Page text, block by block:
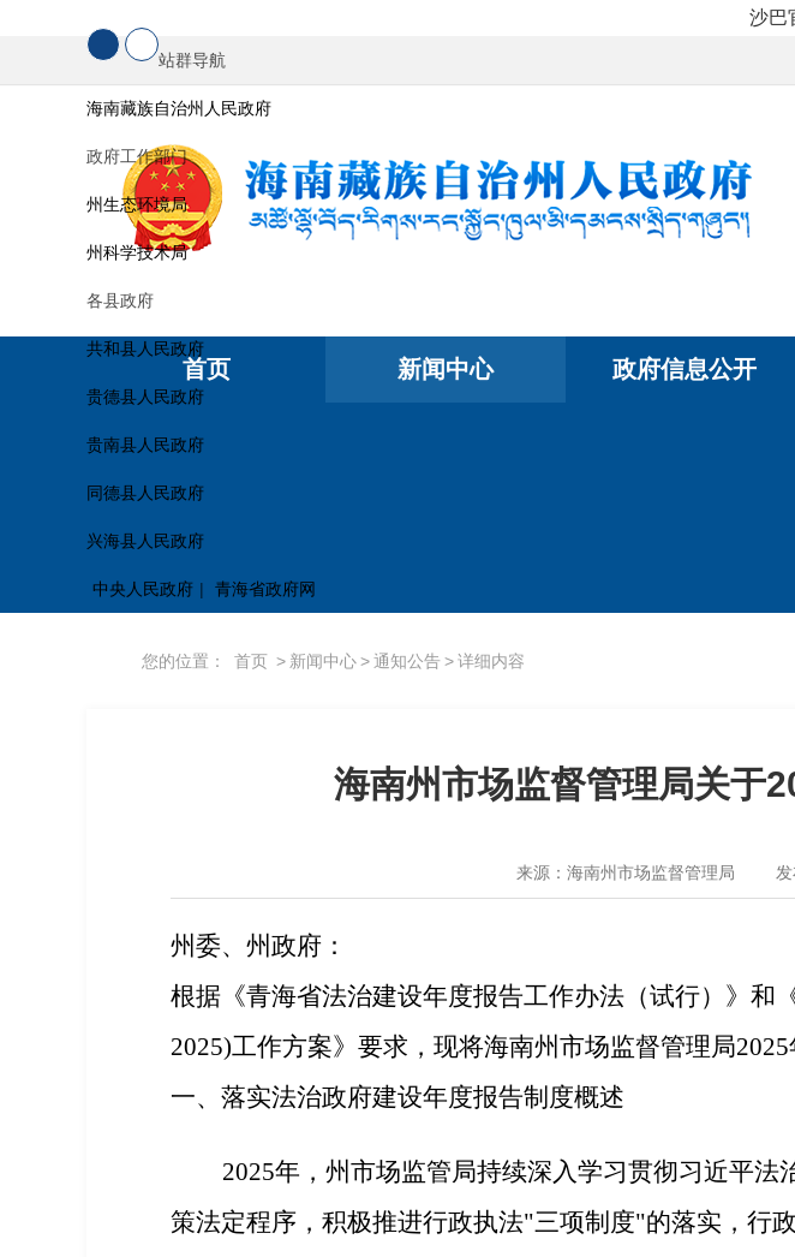
沙巴
站群导航
海南藏族自治州人民政府
政府工作部门
州生态环境局
州科学技术局
各县政府
共和县人民政府
贵德县人民政府
贵南县人民政府
同德县人民政府
兴海县人民政府
中央人民政府 | 青海省政府网
首页 新闻中心 政府信息公开
您的位置： 首页 > 新闻中心>通知公告>详细内容
海南州市场监督管理局关于
来源：海南州市场监督管理局
州委、州政府：
根据 《青海省法治建设年度报告工作办法（试行）》和
2025)工作方案》 要求，现将海南州市场监督管理局2025
一、落实法治政府建设年度报告制度概述
2025年，州市场监管局持续深入学习贯彻习近平
策法定程序，积极推进行政执法"三项制度"的落实，行